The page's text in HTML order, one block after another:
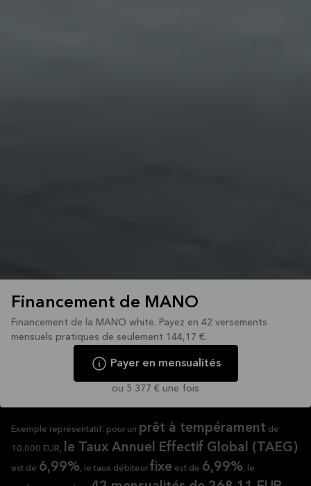
Financement de MANO
Financement de la MANO white. Payez en 42 versements
mensuels pratiques de seulement 144,17 €.
Payer en mensualités
ou 5 377 € une fois
Exemple représentatif: pour un prêt à tempérament de
10.000 EUR, le Taux Annuel Effectif Global (TAEG)
est de 6,99%, le taux débiteurfixe est de 6,99%, le